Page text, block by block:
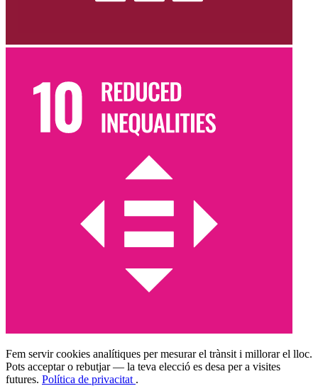
Fem servir cookies analítiques per mesurar el trànsit i millorar el lloc.
Pots acceptar o rebutjar — la teva elecció es desa per a visites
futures. Política de privacitat .